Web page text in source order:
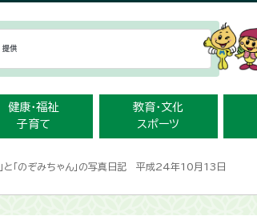
健康・福祉
子育て
教育・文化
スポーツ
」と「のぞみちゃん」の写真日記 平成24年10月13日